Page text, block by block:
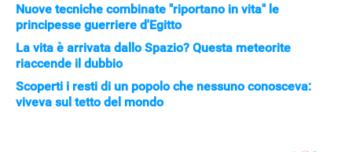
APPLE
Nuove tecniche combinate "riportano in vita" le
principesse guerriere d'Egitto
La vita è arrivata dallo Spazio? Questa meteorite
riaccende il dubbio
Scoperti i resti di un popolo che nessuno conosceva:
viveva sul tetto del mondo